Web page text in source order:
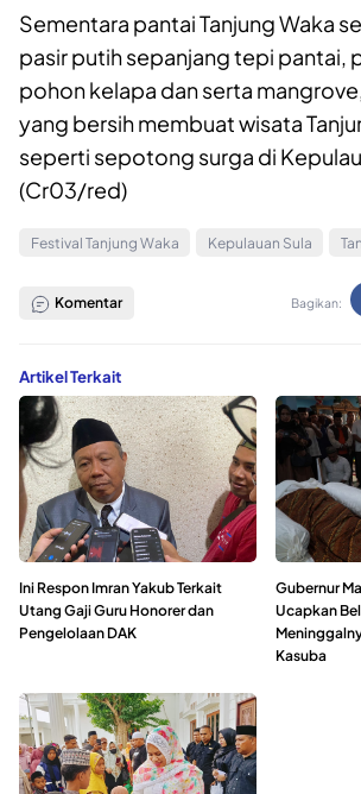
Sementara pantai Tanjung Waka
pasir putih sepanjang tepi pantai,
pohon kelapa dan serta
yang bersih membuat wisata
seperti sepotong surga di
(Cr03/red)
Festival Tanjung Waka Kepulauan Sula
Komentar Bagikan:
Artikel Terkait
Ini Respon Imran Yakub Terkait
Utang Gaji Guru Honorer dan
Pengelolaan DAK
Gubernur
Ucapkan
Kasuba